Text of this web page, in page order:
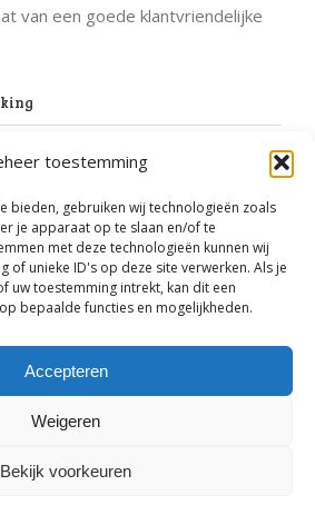
toestemming
bieden, gebruiken wij technologieën zoals
je apparaat op te slaan en/of te
met deze technologieën kunnen wij
of unieke ID's op deze site verwerken. Als je
uw toestemming intrekt, kan dit een
bepaalde functies en mogelijkheden.
Accepteren
Weigeren
Bekijk voorkeuren
van een goede klantvriendelijke